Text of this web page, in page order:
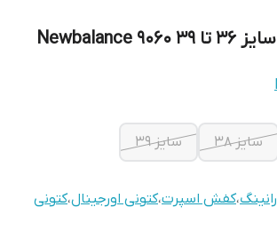
سایز ۳۸
سایز ۳۹
رانینگ،کفش اسپرت،کتونی اورجینال،کتونی